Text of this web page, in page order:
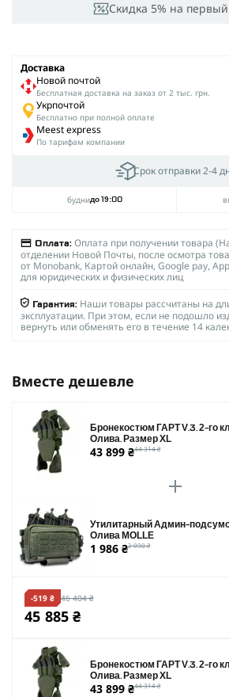
Скидка 5% на первый
Доставка
Новой почтой
Беcплатная доставка на заказ от 2 тыс. грн.
Укрпочтой
Бесплатно при полной оплате
Meest express
По тарифам компании
Срок отправки 2-4
буднидо 19:00
Оплата: Оплата при получении товара
отделении Новой Почты, после осмотра
от Monobank, Картой онлайн, Google pay,
для юридических и физических лиц
Гарантия: Наши товары рассчитаны на
эксплуатации. При этом, если не подошло
вернуть или обменять его в течение 14
Вместе дешевле
Бронекостюм ГАРТ V.3. 2-го
Олива. Размер XL
43 899 ₴44 314 ₴
Утилитарный Админ-
Олива MOLLE
1 986 ₴2 090 ₴
-519 ₴ 46 404 ₴
45 885 ₴
Бронекостюм ГАРТ V.3. 2-го
Олива. Размер XL
43 899 ₴44 314 ₴